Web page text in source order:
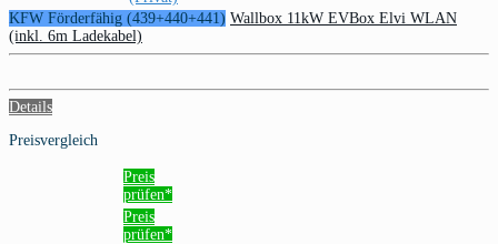
KFW Förderfähig (439+440+441) Wallbox 11kW EVBox Elvi WLAN
(inkl. 6m Ladekabel)
Details
Preisvergleich
Preis
prüfen*
Preis
prüfen*